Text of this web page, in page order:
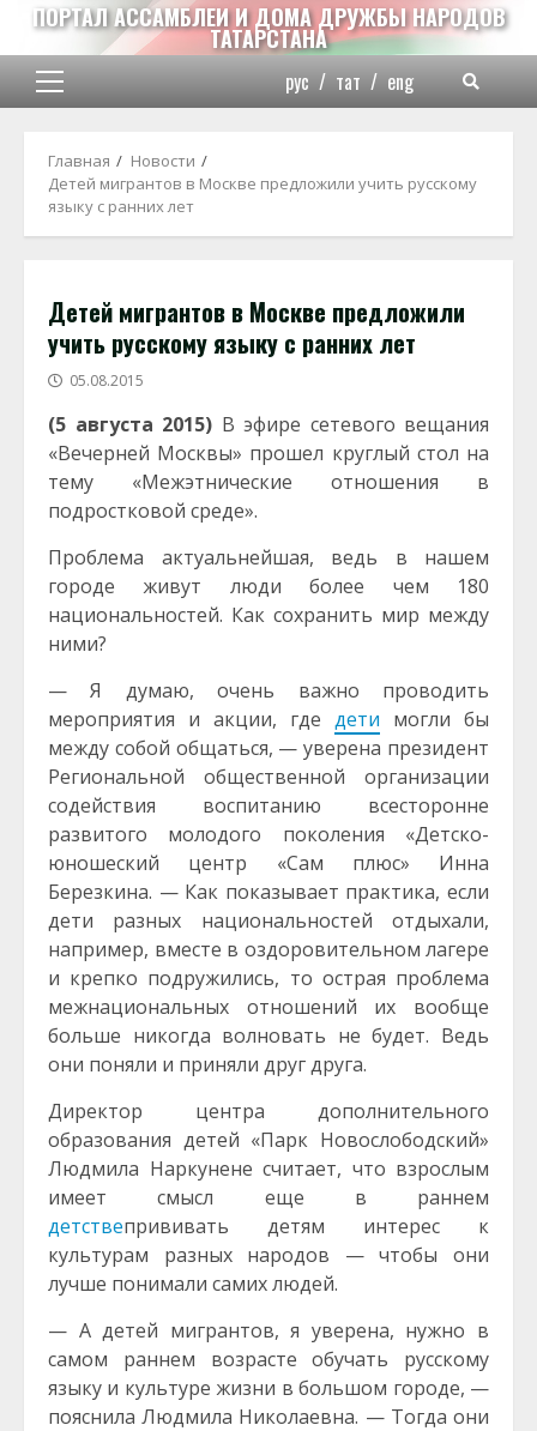
Перейти
содержимому
ПОРТАЛ АССАМБЛЕИ И ДОМА ДРУЖБЫ НАРОДОВ
ТАТАРСТАНА
Основное
рус / тат / eng
Главная
Новости
Детей мигрантов в Москве предложили учить русскому
языку с ранних лет
Детей мигрантов в Москве предложили
учить русскому языку с ранних лет
05.08.2015
(5 августа 2015) В эфире сетевого вещания
«Вечерней Москвы» прошел круглый стол на
тему «Межэтнические отношения в
подростковой среде».
Проблема актуальнейшая, ведь в нашем
городе живут люди более чем 180
национальностей. Как сохранить мир между
ними?
— Я думаю, очень важно проводить
мероприятия и акции, где дети могли бы
между собой общаться, — уверена президент
Региональной общественной организации
содействия воспитанию всесторонне
развитого молодого поколения «Детско-
юношеский центр «Сам плюс» Инна
Березкина. — Как показывает практика, если
дети разных национальностей отдыхали,
например, вместе в оздоровительном лагере
и крепко подружились, то острая проблема
межнациональных отношений их вообще
больше никогда волновать не будет. Ведь
они поняли и приняли друг друга.
Директор центра дополнительного
образования детей «Парк Новослободский»
Людмила Наркунене считает, что взрослым
имеет смысл еще в раннем
детствепрививать детям интерес к
культурам разных народов — чтобы они
лучше понимали самих людей.
— А детей мигрантов, я уверена, нужно в
самом раннем возрасте обучать русскому
языку и культуре жизни в большом городе, —
пояснила Людмила Николаевна. — Тогда они